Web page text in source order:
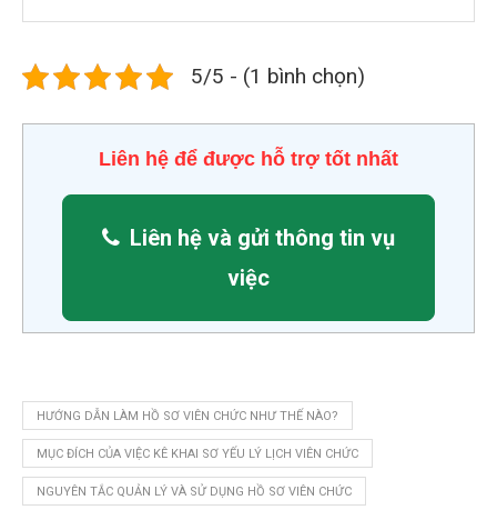
5/5 - (1 bình chọn)
Liên hệ để được hỗ trợ tốt nhất
Liên hệ và gửi thông tin vụ
việc
HƯỚNG DẪN LÀM HỒ SƠ VIÊN CHỨC NHƯ THẾ NÀO?
MỤC ĐÍCH CỦA VIỆC KÊ KHAI SƠ YẾU LÝ LỊCH VIÊN CHỨC
NGUYÊN TẮC QUẢN LÝ VÀ SỬ DỤNG HỒ SƠ VIÊN CHỨC